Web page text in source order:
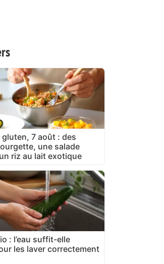
7 août : des
une salade
riz au lait exotique
: l’eau suffit-elle
les laver correctement